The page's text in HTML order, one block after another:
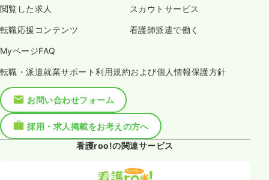
閲覧した求人 スカウトサービス
転職応援コンテンツ 看護師派遣で働く
MyページFAQ
転職・派遣就業サポート利用規約および個人情報保護方針
お問い合わせフォーム
採用・求人掲載をお考えの方へ
看護roo!の関連サービス